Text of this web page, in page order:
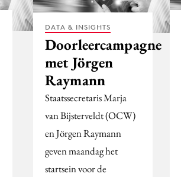
DATA & INSIGHTS
Doorleercampagne
met Jörgen
Raymann
Staatssecretaris Marja
van Bijsterveldt (OCW)
en Jörgen Raymann
geven maandag het
startsein voor de